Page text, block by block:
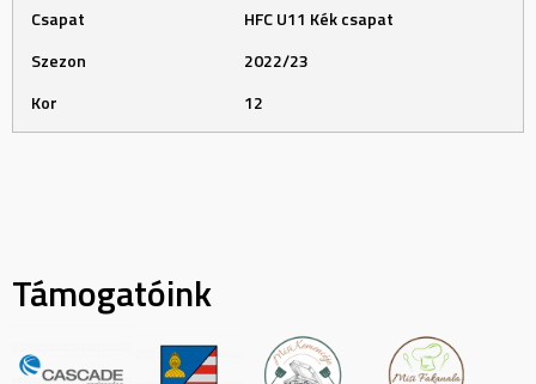
Csapat
HFC U11 Kék csapat
Szezon
2022/23
Kor
12
Támogatóink